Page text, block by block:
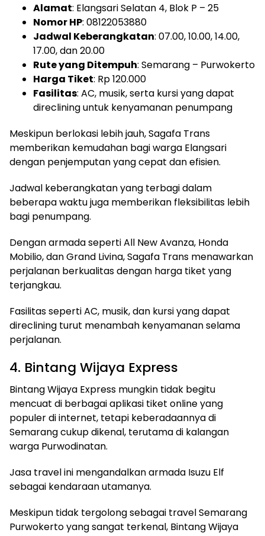
Alamat: Elangsari Selatan 4, Blok P – 25
Nomor HP: 08122053880
Jadwal Keberangkatan: 07.00, 10.00, 14.00,
17.00, dan 20.00
Rute yang Ditempuh: Semarang – Purwokerto
Harga Tiket: Rp 120.000
Fasilitas: AC, musik, serta kursi yang dapat
direclining untuk kenyamanan penumpang
Meskipun berlokasi lebih jauh, Sagafa Trans
memberikan kemudahan bagi warga Elangsari
dengan penjemputan yang cepat dan efisien.
Jadwal keberangkatan yang terbagi dalam
beberapa waktu juga memberikan fleksibilitas lebih
bagi penumpang.
Dengan armada seperti All New Avanza, Honda
Mobilio, dan Grand Livina, Sagafa Trans menawarkan
perjalanan berkualitas dengan harga tiket yang
terjangkau.
Fasilitas seperti AC, musik, dan kursi yang dapat
direclining turut menambah kenyamanan selama
perjalanan.
4. Bintang Wijaya Express
Bintang Wijaya Express mungkin tidak begitu
mencuat di berbagai aplikasi tiket online yang
populer di internet, tetapi keberadaannya di
Semarang cukup dikenal, terutama di kalangan
warga Purwodinatan.
Jasa travel ini mengandalkan armada Isuzu Elf
sebagai kendaraan utamanya.
Meskipun tidak tergolong sebagai travel Semarang
Purwokerto yang sangat terkenal, Bintang Wijaya